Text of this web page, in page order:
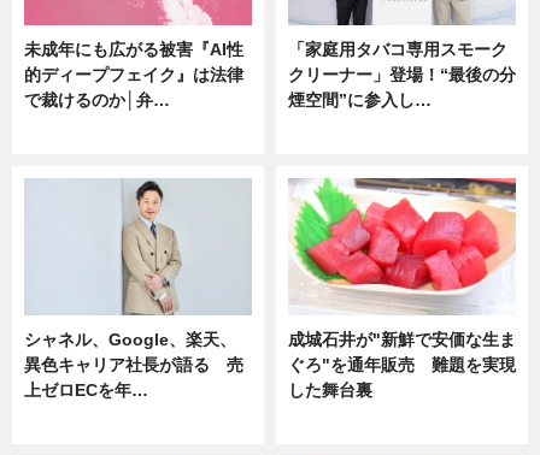
未成年にも広がる被害『AI性
的ディープフェイク』は法律
で裁けるのか│弁…
「家庭用タバコ専用スモーク
クリーナー」登場！“最後の分
煙空間”に参入し…
シャネル、Google、楽天、
異色キャリア社長が語る 売
上ゼロECを年…
成城石井が"新鮮で安価な生ま
ぐろ"を通年販売 難題を実現
した舞台裏